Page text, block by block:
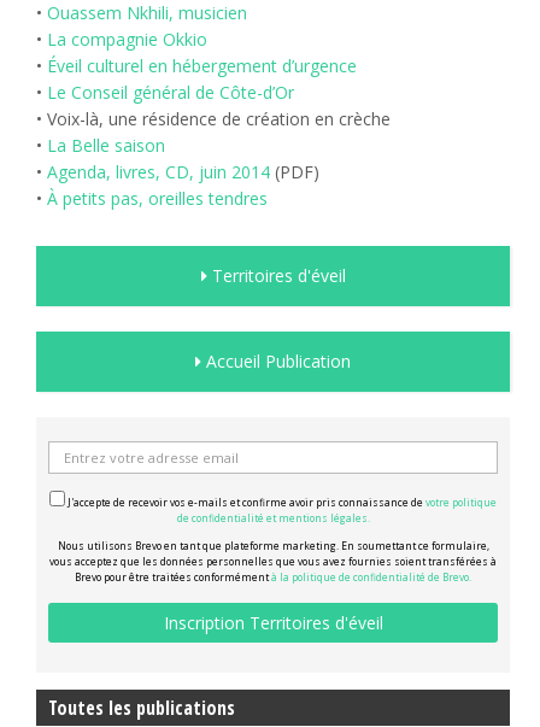
• Ouassem Nkhili, musicien
• La compagnie Okkio
• Éveil culturel en hébergement d’urgence
• Le Conseil général de Côte-d’Or
• Voix-là, une résidence de création en crèche
• La Belle saison
• Agenda, livres, CD, juin 2014 (PDF)
• À petits pas, oreilles tendres
Territoires d'éveil
Accueil Publication
J'accepte de recevoir vos e-mails et confirme avoir pris connaissance de votre politique
de confidentialité et mentions légales.
Nous utilisons Brevo en tant que plateforme marketing. En soumettant ce formulaire,
vous acceptez que les données personnelles que vous avez fournies soient transférées à
Brevo pour être traitées conformémentà la politique de confidentialité de Brevo.
Toutes les publications